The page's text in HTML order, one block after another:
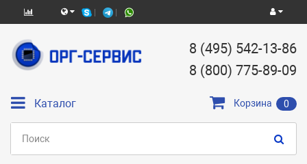
8 (495) 542-13-86
8 (800) 775-89-09
Каталог Корзина 0